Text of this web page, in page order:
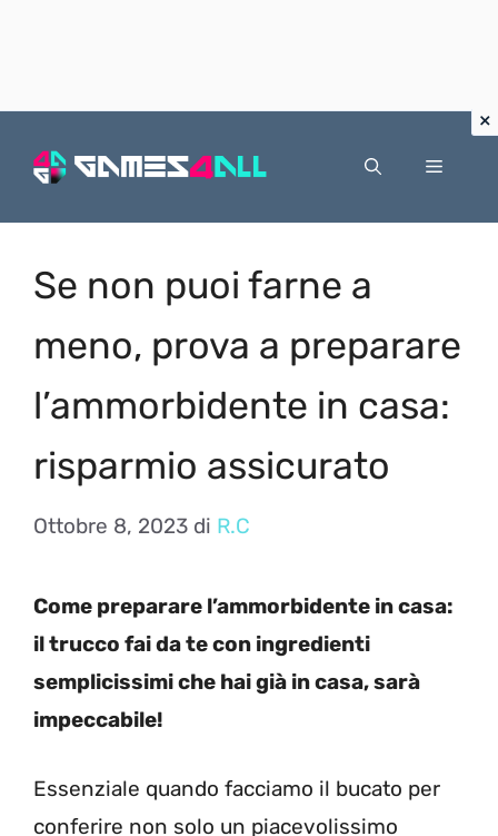
Menu
Se non puoi farne a
meno, prova a preparare
l’ammorbidente in casa:
risparmio assicurato
Ottobre 8, 2023 di R.C
Come preparare l’ammorbidente in casa:
il trucco fai da te con ingredienti
semplicissimi che hai già in casa, sarà
impeccabile!
Essenziale quando facciamo il bucato per
conferire non solo un piacevolissimo